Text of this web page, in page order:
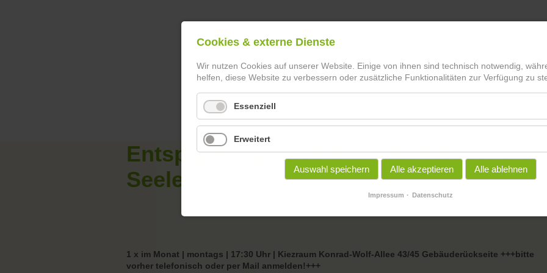
Entspannungstechniken für Körper und
Seele
1 x im Monat | montags | 17:30 Uhr | Kiezraum Konrad-Wolf-Allee 43/45 Gebäuderückseite +++bitte
vorher telefonisch oder per Mail anmelden!+++
Cookies & externe Dienste
Wir nutzen Cookies auf unserer Website. Einige von ihnen sind technisch notwendig,
helfen, diese Website zu verbessern oder zusätzliche Funktionalitäten zur Verfügung zu
Essenziell
Erweitert
Auswahl speichern Alle akzeptieren Alle ablehnen
Impressum Datenschutz